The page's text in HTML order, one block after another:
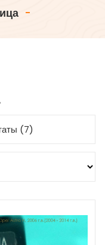
-
(7)